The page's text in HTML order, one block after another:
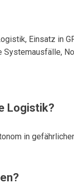
Einsatz in
Systemausfälle,
Logistik?
in